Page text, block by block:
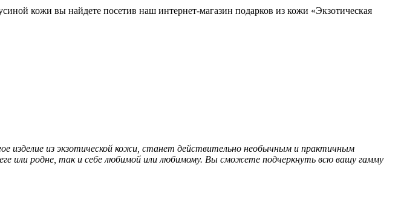
кожи вы найдете посетив наш интернет-магазин подарков из кожи «Экзотическая
изделие из экзотической кожи, станет действительно необычным и практичным
или родне, так и себе любимой или любимому. Вы сможете подчеркнуть всю вашу гамму